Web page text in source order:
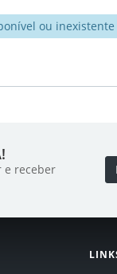
ou inexistente
e receber